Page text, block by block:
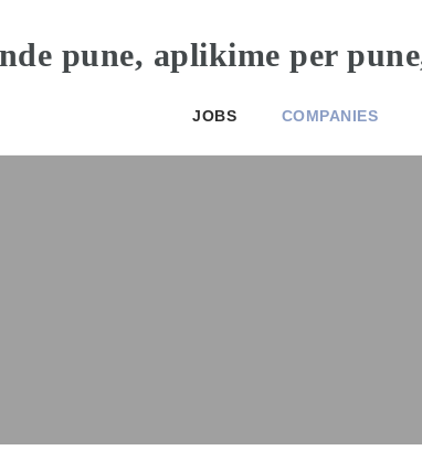
JOBS COMPANIES